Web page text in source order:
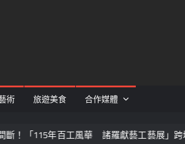
術 旅遊美食 合作媒體
華 諸羅獻藝工藝展」跨域移師彰化溪湖展出